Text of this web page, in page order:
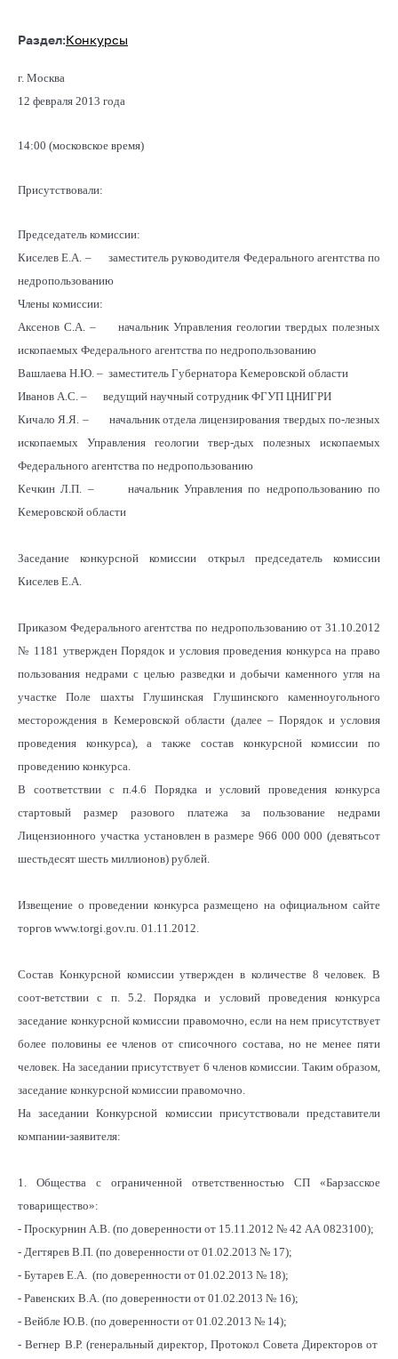
Раздел:Конкурсы
г. Москва
12 февраля 2013 года
14:00 (московское время)
Присутствовали:
Председатель комиссии:
Киселев Е.А. – заместитель руководителя Федерального агентства по
недропользованию
Члены комиссии:
Аксенов С.А. – начальник Управления геологии твердых полезных
ископаемых Федерального агентства по недропользованию
Вашлаева Н.Ю. – заместитель Губернатора Кемеровской области
Иванов А.С. – ведущий научный сотрудник ФГУП ЦНИГРИ
Кичало Я.Я. – начальник отдела лицензирования твердых по-лезных
ископаемых Управления геологии твер-дых полезных ископаемых
Федерального агентства по недропользованию
Кечкин Л.П. – начальник Управления по недропользованию по
Кемеровской области
Заседание конкурсной комиссии открыл председатель комиссии
Киселев Е.А.
Приказом Федерального агентства по недропользованию от 31.10.2012
№ 1181 утвержден Порядок и условия проведения конкурса на право
пользования недрами с целью разведки и добычи каменного угля на
участке Поле шахты Глушинская Глушинского каменноугольного
месторождения в Кемеровской области (далее – Порядок и условия
проведения конкурса), а также состав конкурсной комиссии по
проведению конкурса.
В соответствии с п.4.6 Порядка и условий проведения конкурса
стартовый размер разового платежа за пользование недрами
Лицензионного участка установлен в размере 966 000 000 (девятьсот
шестьдесят шесть миллионов) рублей.
Извещение о проведении конкурса размещено на официальном сайте
торгов www.torgi.gov.ru. 01.11.2012.
Состав Конкурсной комиссии утвержден в количестве 8 человек. В
соот-ветствии с п. 5.2. Порядка и условий проведения конкурса
заседание конкурсной комиссии правомочно, если на нем присутствует
более половины ее членов от списочного состава, но не менее пяти
человек. На заседании присутствует 6 членов комиссии. Таким образом,
заседание конкурсной комиссии правомочно.
На заседании Конкурсной комиссии присутствовали представители
компании-заявителя:
1. Общества с ограниченной ответственностью СП «Барзасское
товарищество»:
- Проскурнин А.В. (по доверенности от 15.11.2012 № 42 АА 0823100);
- Дегтярев В.П. (по доверенности от 01.02.2013 № 17);
- Бутарев Е.А. (по доверенности от 01.02.2013 № 18);
- Равенских В.А. (по доверенности от 01.02.2013 № 16);
- Вейбле Ю.В. (по доверенности от 01.02.2013 № 14);
- Вегнер В.Р. (генеральный директор, Протокол Совета Директоров от